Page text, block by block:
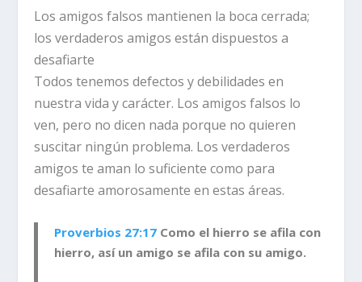
Los amigos falsos mantienen la boca cerrada;
los verdaderos amigos están dispuestos a
desafiarte
Todos tenemos defectos y debilidades en
nuestra vida y carácter. Los amigos falsos lo
ven, pero no dicen nada porque no quieren
suscitar ningún problema. Los verdaderos
amigos te aman lo suficiente como para
desafiarte amorosamente en estas áreas.
Proverbios 27:17 Como el hierro se afila con
hierro, así un amigo se afila con su amigo.